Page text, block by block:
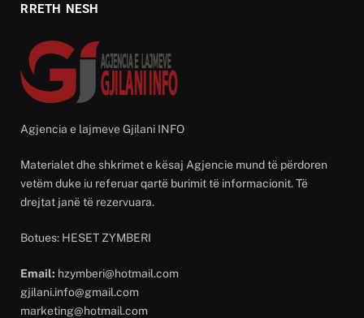
RRETH NESH
Agjencia e lajmeve Gjilani INFO
Materialet dhe shkrimet e kësaj Agjencie mund të përdoren
vetëm duke iu referuar qartë burimit të informacionit. Të
drejtat janë të rezervuara.
Botues: HESET ZYMBERI
Email: hzymberi@hotmail.com
gjilani.info@gmail.com
marketing@hotmail.com